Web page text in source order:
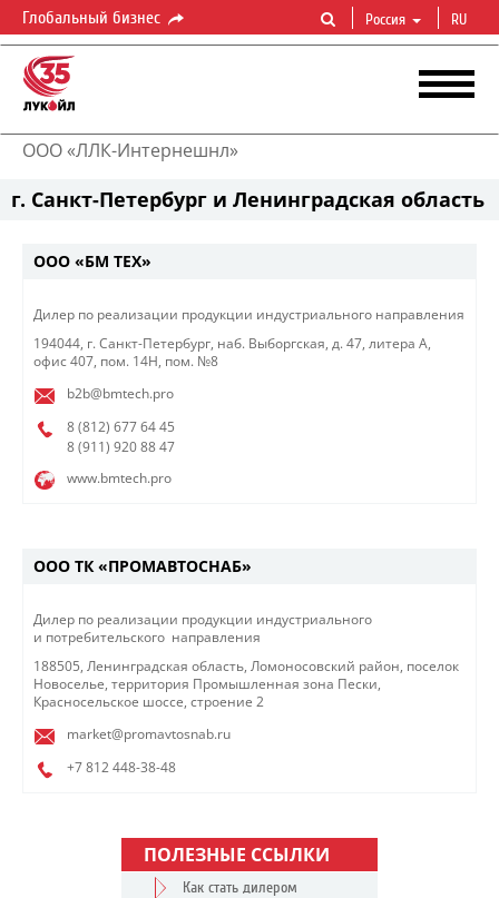
Глобальный бизнес Россия RU
ООО «ЛЛК-Интернешнл»
г. Санкт-Петербург и Ленинградская область
ООО «БМ ТЕХ»
​​Дилер по реализации продукции индустриального направления​​​
194044, г. Санкт-Петербург, наб. Выборгская, д. 47, литера А,
офис 407, пом. 14Н, пом. №8
b2b@bmtech.pro
8 (812) 677 64 45
8 (911) 920 88 47
www.bmtech.pro
ООО ТК «ПРОМАВТОСНАБ»
​Дилер по реализации продукции индустриального
и потребительского ​ направления​​
188505, Ленинградская область, Ломоносовский район, поселок
Новоселье, территория Промышленная зона Пески,
Красносельское шоссе, cтроение 2
market@promavtosnab.ru
+7 812 448-38-48
ПОЛЕЗНЫЕ ССЫЛКИ
Как стать дилером